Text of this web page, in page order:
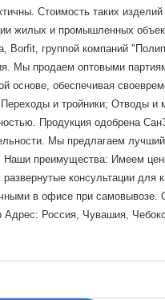
Стоимость таких
жилых и промышленных
Borfit, группой компаний
Мы продаем оптовыми
основе, обеспечивая
и тройники; Отводы
Продукция одобрена
Мы предлагаем
преимущества: Имеем
консультации
в офисе при самовывозе.
Россия, Чувашия,